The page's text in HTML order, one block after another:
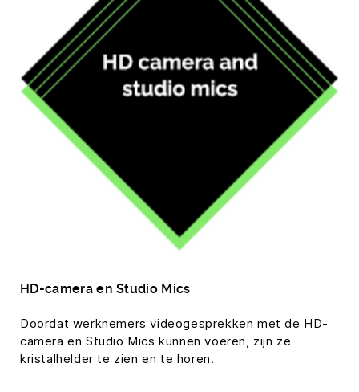
HD-camera en Studio Mics
Doordat werknemers videogesprekken met de HD-
camera en Studio Mics kunnen voeren, zijn ze
kristalhelder te zien en te horen.